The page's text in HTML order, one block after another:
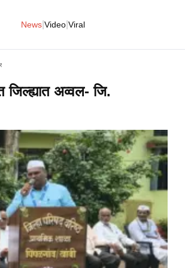
News Video Viral
जिल्ह्यात अव्वल- जि.